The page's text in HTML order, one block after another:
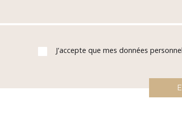
J'accepte que mes données